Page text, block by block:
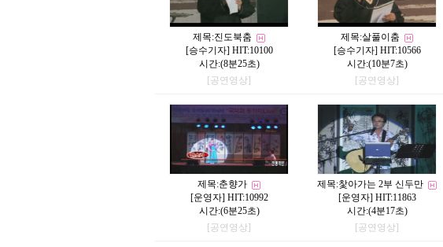
제목:진도북춤
[승수기자] HIT:10100
시간:(8분25초)
[공연영상]
제목:살풀이춤
[승수기자] HIT:10566
시간:(10분7초)
[공연영상]
제목:춘향가
[운영자] HIT:10992
시간:(6분25초)
[공연영상]
제목:찿아가는 2부 신두만
[운영자] HIT:11863
시간:(4분17초)
[공연영상]